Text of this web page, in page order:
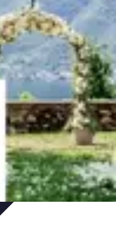
Techniques de Dessin
Conseils